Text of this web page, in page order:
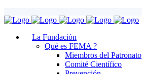
La Fundación
Qué es FEMA ?
Miembros del Patronato
Comité Científico